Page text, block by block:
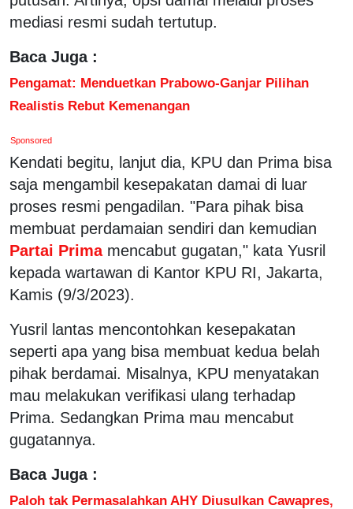
mediasi resmi sudah tertutup.
Baca Juga :
Pengamat: Menduetkan Prabowo-Ganjar Pilihan
Realistis Rebut Kemenangan
Sponsored
Kendati begitu, lanjut dia, KPU dan Prima bisa
saja mengambil kesepakatan damai di luar
proses resmi pengadilan. "Para pihak bisa
membuat perdamaian sendiri dan kemudian
Partai Prima mencabut gugatan," kata Yusril
kepada wartawan di Kantor KPU RI, Jakarta,
Kamis (9/3/2023).
Yusril lantas mencontohkan kesepakatan
seperti apa yang bisa membuat kedua belah
pihak berdamai. Misalnya, KPU menyatakan
mau melakukan verifikasi ulang terhadap
Prima. Sedangkan Prima mau mencabut
gugatannya.
Baca Juga :
Paloh tak Permasalahkan AHY Diusulkan Cawapres,